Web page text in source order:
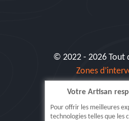
© 2022 - 2026 Tout
Zones
Siret: 515 062
Votre Artisan
Pour offrir les meilleures
technologies telles que les